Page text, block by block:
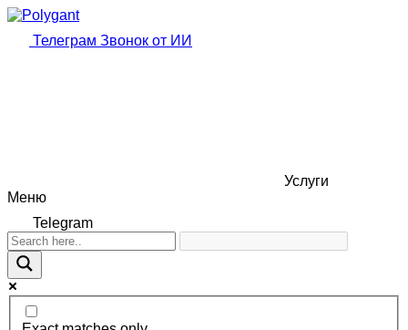
Телеграм Звонок от ИИ
Услуги
Меню
Telegram